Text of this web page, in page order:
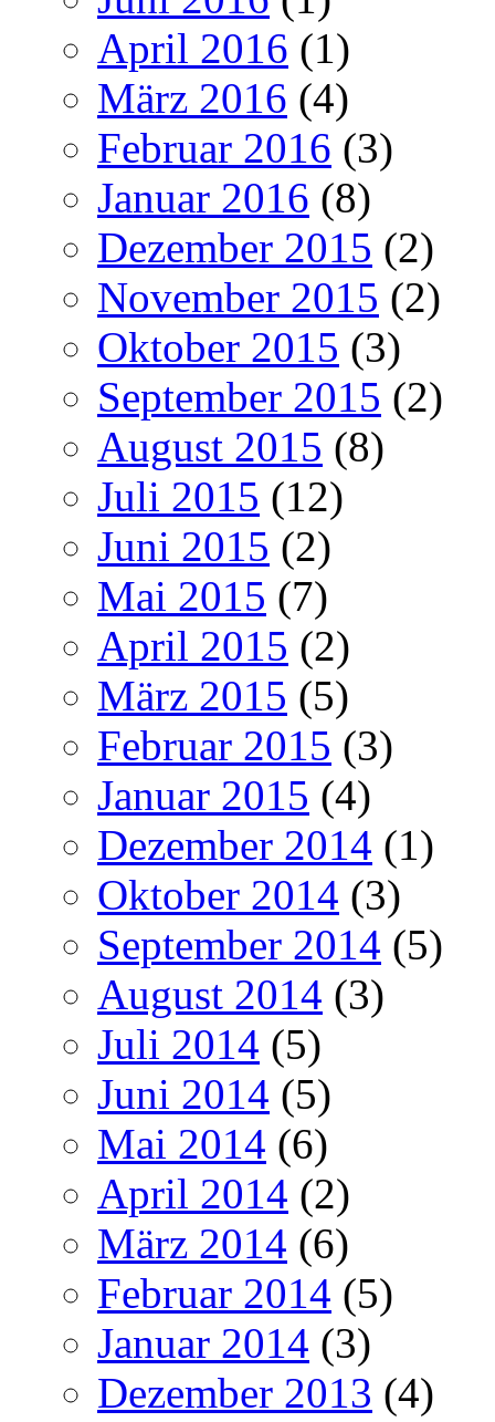
April 2016 (1)
März 2016 (4)
Februar 2016 (3)
Januar 2016 (8)
Dezember 2015 (2)
November 2015 (2)
Oktober 2015 (3)
September 2015 (2)
August 2015 (8)
Juli 2015 (12)
Juni 2015 (2)
Mai 2015 (7)
April 2015 (2)
März 2015 (5)
Februar 2015 (3)
Januar 2015 (4)
Dezember 2014 (1)
Oktober 2014 (3)
September 2014 (5)
August 2014 (3)
Juli 2014 (5)
Juni 2014 (5)
Mai 2014 (6)
April 2014 (2)
März 2014 (6)
Februar 2014 (5)
Januar 2014 (3)
Dezember 2013 (4)